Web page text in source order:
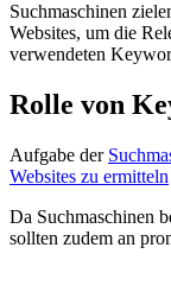
Suchmaschinen
Websites, um die
verwendeten
Rolle von
Aufgabe der
Websites zu ermitteln
Da Suchmaschinen
sollten zudem an